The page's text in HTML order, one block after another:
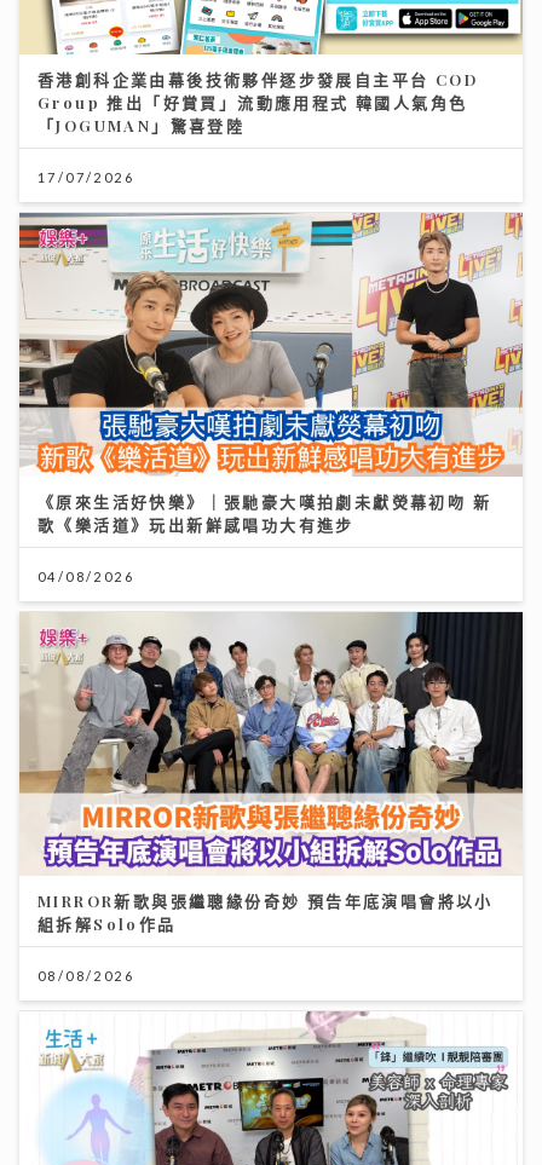
香港創科企業由幕後技術夥伴逐步發展自主平台 COD
Group 推出「好賞買」流動應用程式 韓國人氣角色
「JOGUMAN」驚喜登陸
17/07/2026
《原來生活好快樂》｜張馳豪大嘆拍劇未獻熒幕初吻 新
歌《樂活道》玩出新鮮感唱功大有進步
04/08/2026
MIRROR新歌與張繼聰緣份奇妙 預告年底演唱會將以小
組拆解Solo作品
08/08/2026